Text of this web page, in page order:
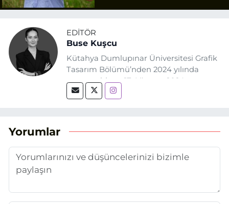
EDITÖR
Buse Kuşcu
Kütahya Dumlupınar Üniversitesi Grafik
Tasarım Bölümü’nden 2024 yılında
mezun oldum. 17 Ağustos 2024
tarihinde, Grafik Tasarım alanında staj
adım attım.
Yorumlar